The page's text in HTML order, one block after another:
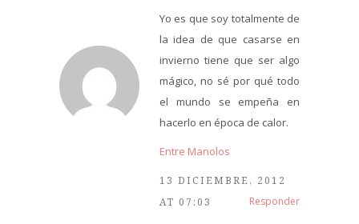
Yo es que soy totalmente de
la idea de que casarse en
invierno tiene que ser algo
mágico, no sé por qué todo
el mundo se empeña en
hacerlo en época de calor.
Entre Manolos
13 DICIEMBRE, 2012
AT 07:03
Responder